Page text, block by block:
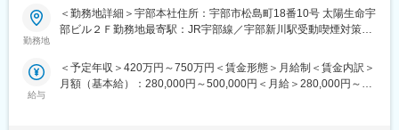
◆働く環境/当社の特徴：
・月平均残業時間：約20時間程度
を回す充実したキャリアサポート制度に加え、人材育成制度、技
術組織制度を実施。
■職務内容：
民間企業向けのソフトウェア開発業務を、ご経験やご希望を踏ま
を行います。
【変更の範囲：会社の定める業務】
勤務地
＜勤務地詳細＞宇部本社住所：宇部市松島町18番10号 太陽生命宇
部ビル２Ｆ勤務地最寄駅：JR宇部線／宇部新川駅受動喫煙対策：
給与
＜予定年収＞420万円～750万円＜賃金形態＞月給制＜賃金内訳＞
月額（基本給）：280,000円～500,000円＜月給＞280,000円～